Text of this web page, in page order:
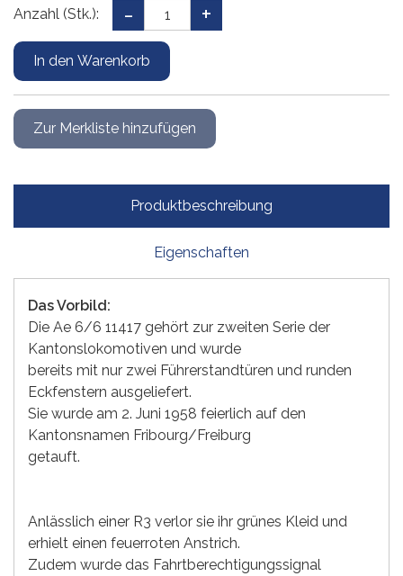
Anzahl (Stk.):
Produktbeschreibung
Eigenschaften
Das Vorbild:
Die Ae 6/6 11417 gehört zur zweiten Serie der
Kantonslokomotiven und wurde
bereits mit nur zwei Führerstandtüren und runden
Eckfenstern ausgeliefert.
Sie wurde am 2. Juni 1958 feierlich auf den
Kantonsnamen Fribourg/Freiburg
getauft.
Anlässlich einer R3 verlor sie ihr grünes Kleid und
erhielt einen feuerroten Anstrich.
Zudem wurde das Fahrtberechtigungssignal